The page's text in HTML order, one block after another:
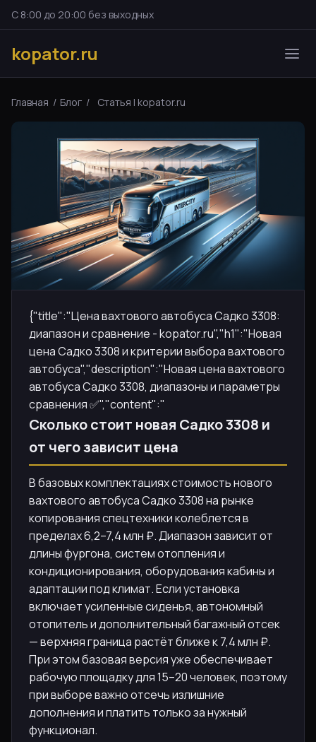
С 8:00 до 20:00 без выходных
kopator.ru
Главная / Блог / Статья | kopator.ru
{"title":"Цена вахтового автобуса Садко 3308:
диапазон и сравнение - kopator.ru","h1":"Новая
цена Садко 3308 и критерии выбора вахтового
автобуса","description":"Новая цена вахтового
автобуса Садко 3308, диапазоны и параметры
сравнения ✅","content":"
Сколько стоит новая Садко 3308 и
от чего зависит цена
В базовых комплектациях стоимость нового
вахтового автобуса Садко 3308 на рынке
копирования спецтехники колеблется в
пределах 6,2–7,4 млн ₽. Диапазон зависит от
длины фургона, систем отопления и
кондиционирования, оборудования кабины и
адаптации под климат. Если установка
включает усиленные сиденья, автономный
отопитель и дополнительный багажный отсек
— верхняя граница растёт ближе к 7,4 млн ₽.
При этом базовая версия уже обеспечивает
рабочую площадку для 15–20 человек, поэтому
при выборе важно отсечь излишние
дополнения и платить только за нужный
функционал.